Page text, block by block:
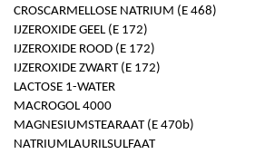
CROSCARMELLOSE NATRIUM (E 468)
IJZEROXIDE GEEL (E 172)
IJZEROXIDE ROOD (E 172)
IJZEROXIDE ZWART (E 172)
LACTOSE 1-WATER
MACROGOL 4000
MAGNESIUMSTEARAAT (E 470b)
NATRIUMLAURILSULFAAT